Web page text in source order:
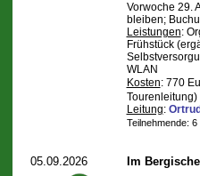
Vorwoche 29.
bleiben;
Leistungen:
Frühstück
WLAN
Kosten: 770
Tourenleitung)
Leitung:
Teilnehmende:
05.09.2026 Im